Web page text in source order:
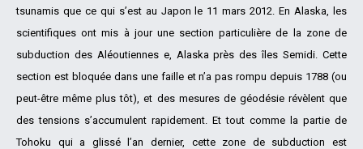
tsunamis que ce qui s’est au Japon le 11 mars 2012. En Alaska, les
scientifiques ont mis à jour une section particulière de la zone de
subduction des Aléoutiennes e, Alaska près des îles Semidi. Cette
section est bloquée dans une faille et n’a pas rompu depuis 1788 (ou
peut-être même plus tôt), et des mesures de géodésie révèlent que
des tensions s’accumulent rapidement. Et tout comme la partie de
Tohoku qui a glissé l’an dernier, cette zone de subduction est